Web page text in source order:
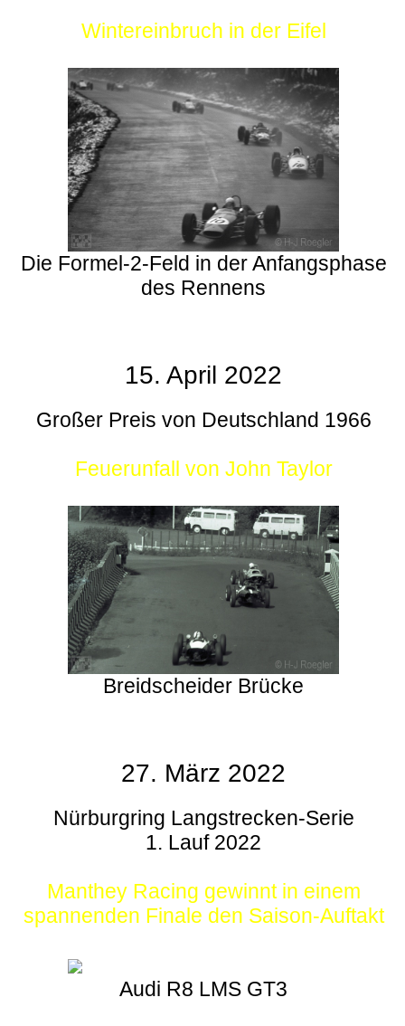
Wintereinbruch in der Eifel
Die Formel-2-Feld in der Anfangsphase
des Rennens
15. April 2022
Großer Preis von Deutschland 1966
Feuerunfall von John Taylor
Breidscheider Brücke
27. März 2022
Nürburgring Langstrecken-Serie
1. Lauf 2022
Manthey Racing gewinnt in einem
spannenden Finale den Saison-Auftakt
Audi R8 LMS GT3